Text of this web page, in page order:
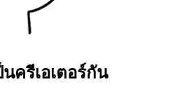
นครีเอเตอร์กัน